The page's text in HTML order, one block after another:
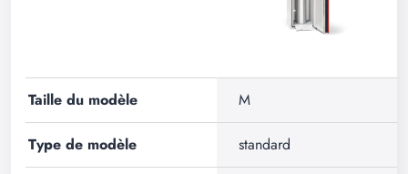
Taille du modèle M
Type de modèle standard